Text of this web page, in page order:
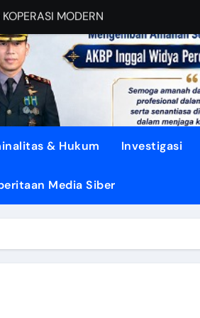
& Hukum Investigasi
Media Siber